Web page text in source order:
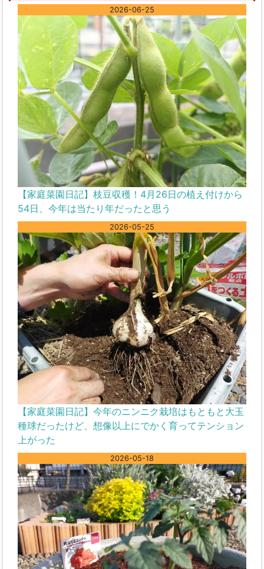
2026-06-25
【家庭菜園日記】枝豆収穫！4月26日の植え付けから
54日、今年は当たり年だったと思う
2026-05-25
【家庭菜園日記】今年のニンニク栽培はもともと大玉
種球だったけど、想像以上にでかく育ってテンション
上がった
2026-05-18